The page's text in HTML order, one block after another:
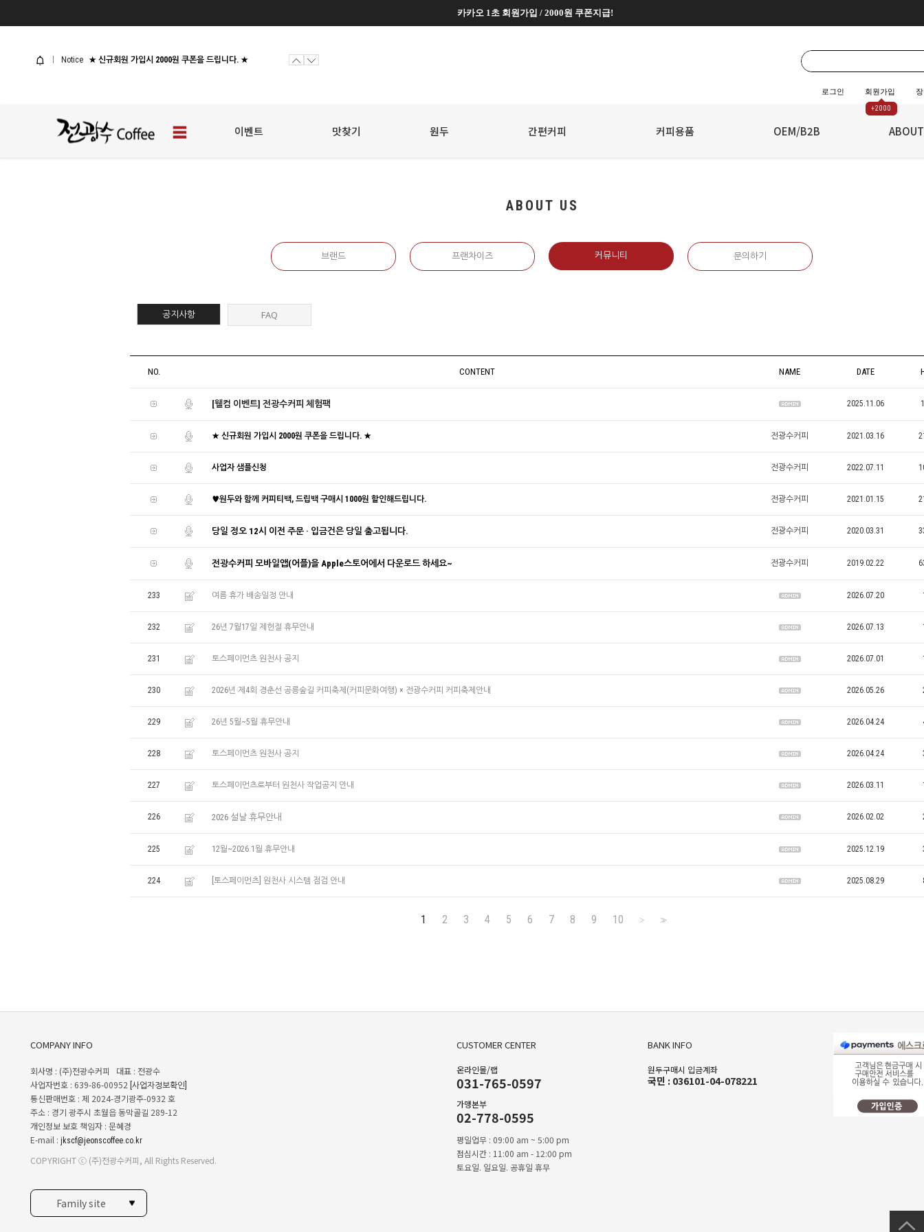
카카오 1초 회원가입 / 2000원 쿠폰지급!
Notice
★ 신규회원 가입시 2000원 쿠폰을 드립니다. ★
로그인 회원가입
+2000
이벤트 맛찾기 원두 간편커피 커피용품 OEM/B2B
ABOUT US
브랜드 프랜차이즈 커뮤니티 문의하기
공지사항 FAQ
NO. CONTENT NAME DATE
[웰컴 이벤트] 전광수커피 체험팩 2025.11.06
★ 신규회원 가입시 2000원 쿠폰을 드립니다. ★ 전광수커피 2021.03.16
사업자 샘플신청 전광수커피 2022.07.11
♥원두와 함께 커피티백, 드립백 구매시 1000원 할인해드립니다. 전광수커피 2021.01.15
당일 정오 12시 이전 주문 · 입금건은 당일 출고됩니다. 전광수커피 2020.03.31
전광수커피 모바일앱(어플)을 Apple스토어에서 다운로드 하세요~ 전광수커피 2019.02.22
233 여름 휴가 배송일정 안내 2026.07.20
232 26년 7월17일 제헌절 휴무안내 2026.07.13
231 토스페이먼츠 원천사 공지 2026.07.01
230 2026년 제4회 경춘선 공릉숲길 커피축제(커피문화여행) × 전광수커피 커피축제안내 2026.05.26
229 26년 5월~5월 휴무안내 2026.04.24
228 토스페이먼츠 원천사 공지 2026.04.24
227 토스페이먼츠로부터 원천사 작업공지 안내 2026.03.11
226 2026 설날 휴무안내 2026.02.02
225 12월~2026.1월 휴무안내 2025.12.19
224 [토스페이먼츠] 원천사 시스템 점검 안내 2025.08.29
1 2 3 4 5 6 7 8 9 10 > >>
COMPANY INFO
회사명 : (주)전광수커피 대표 : 전광수
사업자번호 : 639-86-00952 [사업자정보확인]
통신판매번호 : 제 2024-경기광주-0932 호
주소 : 경기 광주시 초월읍 동막골길 289-12
개인정보 보호 책임자 : 문혜경
E-mail : jkscf@jeonscoffee.co.kr
COPYRIGHT ⓒ (주)전광수커피, All Rights Reserved.
Family site
CUSTOMER CENTER
온라인몰/랩
031-765-0597
가맹본부
02-778-0595
평일업무 : 09:00 am ~ 5:00 pm
점심시간 : 11:00 am - 12:00 pm
토요일. 일요일. 공휴일 휴무
BANK INFO
원두구매시 입금계좌
국민 : 036101-04-078221